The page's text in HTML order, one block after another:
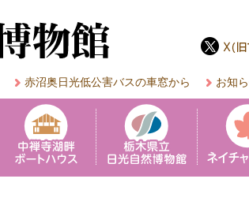
赤沼奥日光低公害バスの車窓から お知